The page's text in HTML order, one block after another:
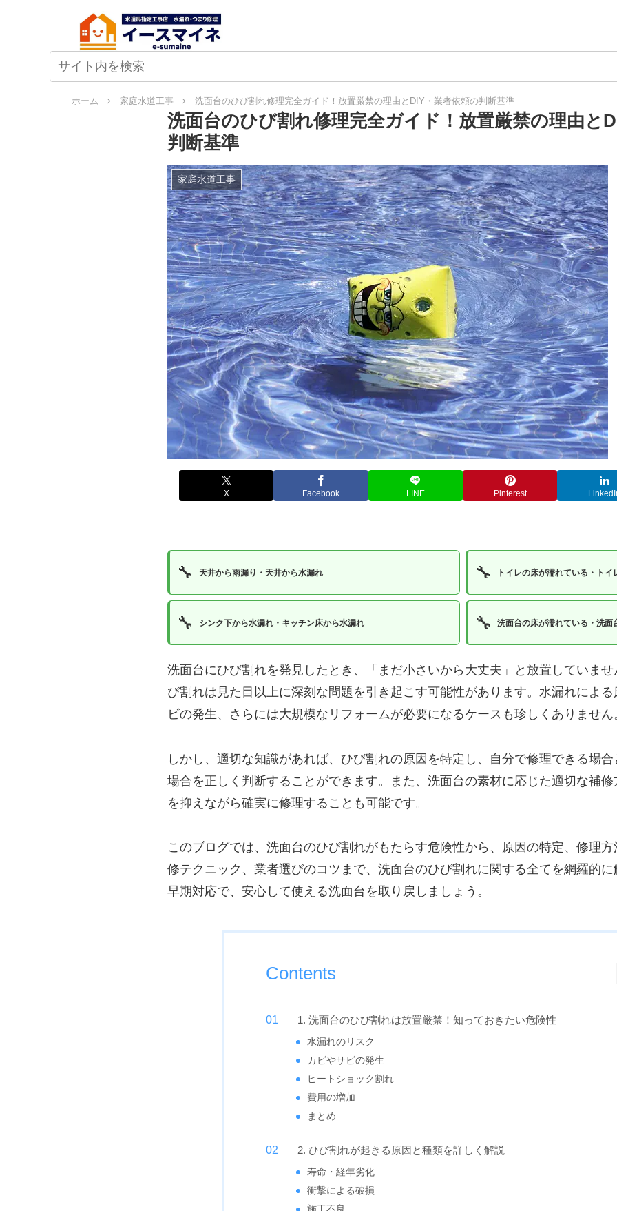
ホーム 家庭水道工事 洗面台のひび割れ修理完全ガイド！放置厳禁の理由とDIY・業者依頼の判断基準
洗面台のひび割れ修理完全ガイド！放置厳禁の理由と
判断基準
家庭水道工事
X Facebook LINE Pinterest
🔧 天井から雨漏り・天井から水漏れ 🔧 トイレの床が濡れている・トイ
🔧 シンク下から水漏れ・キッチン床から水漏れ 🔧 洗面台の床が濡れている・洗面
洗面台にひび割れを発見したとき、「まだ小さいから大丈夫」と放置していま
び割れは見た目以上に深刻な問題を引き起こす可能性があります。水漏れによ
ビの発生、さらには大規模なリフォームが必要になるケースも珍しくありません
しかし、適切な知識があれば、ひび割れの原因を特定し、自分で修理できる場
場合を正しく判断することができます。また、洗面台の素材に応じた適切な補
を抑えながら確実に修理することも可能です。
このブログでは、洗面台のひび割れがもたらす危険性から、原因の特定、修理
修テクニック、業者選びのコツまで、洗面台のひび割れに関する全てを網羅的に
早期対応で、安心して使える洗面台を取り戻しましょう。
Contents
1. 洗面台のひび割れは放置厳禁！知っておきたい危険性
水漏れのリスク
カビやサビの発生
ヒートショック割れ
費用の増加
まとめ
2. ひび割れが起きる原因と種類を詳しく解説
寿命・経年劣化
衝撃による破損